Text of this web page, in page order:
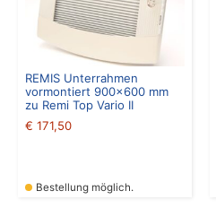
REMIS Unterrahmen
vormontiert 900×600 mm
zu Remi Top Vario II
€ 171,50
Bestellung möglich.